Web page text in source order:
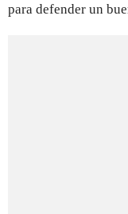
para defender un